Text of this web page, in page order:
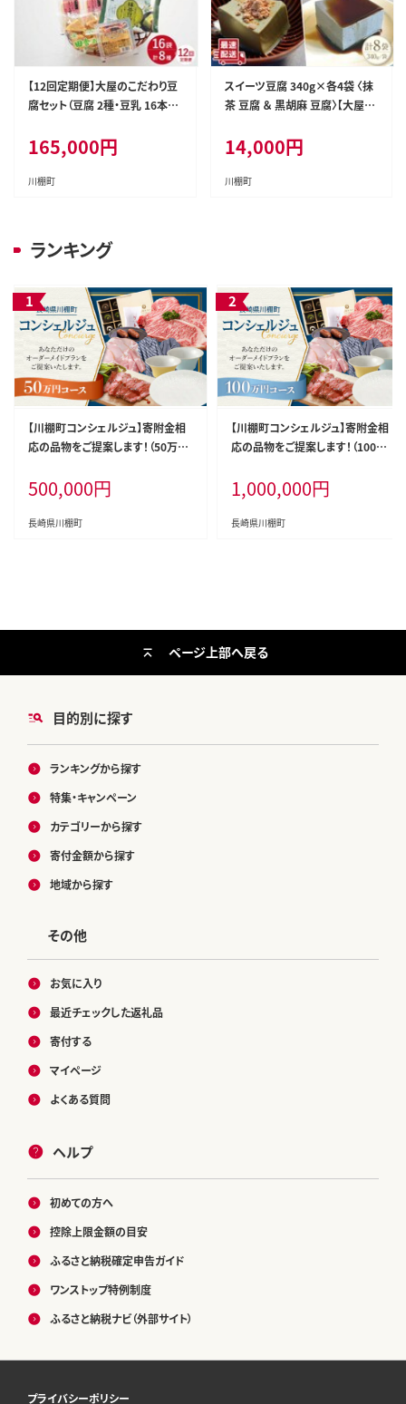
【12回定期便】大屋のこだわり豆
腐セット（豆腐 2種・豆乳 16本・
AB021] / 豆腐 大豆 豆乳 厚揚
げ ダイエット食品 とうふ とうに
ゅう 健康 飲料
165,000円
川棚町
スイーツ豆腐 340g×各4袋 〈抹
茶 豆腐 ＆ 黒胡麻 豆腐〉【大屋食
腐スイーツ 豆腐デザート 抹茶ス
イーツ まっちゃ 黒ゴマスイーツ
くろごま お菓子 豆腐プリン
14,000円
川棚町
ランキング
【川棚町コンシェルジュ】寄附金相
応の品物をご提案します！（50万コ
500,000円
長崎県川棚町
【川棚町コンシェルジュ】寄附金相
応の品物をご提案します！（100万
1,000,000円
長崎県川棚町
目的別に探す
ランキングから探す
特集・キャンペーン
カテゴリーから探す
寄付金額から探す
地域から探す
その他
お気に入り
最近チェックした返礼品
寄付する
マイページ
よくある質問
ヘルプ
初めての方へ
控除上限金額の目安
ふるさと納税確定申告ガイド
ワンストップ特例制度
ふるさと納税ナビ（外部サイト）
ページ上部へ戻る
プライバシーポリシー